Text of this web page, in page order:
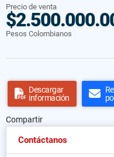
Precio de venta
Pesos Colombianos
Descargar
información
Compartir
Contáctanos